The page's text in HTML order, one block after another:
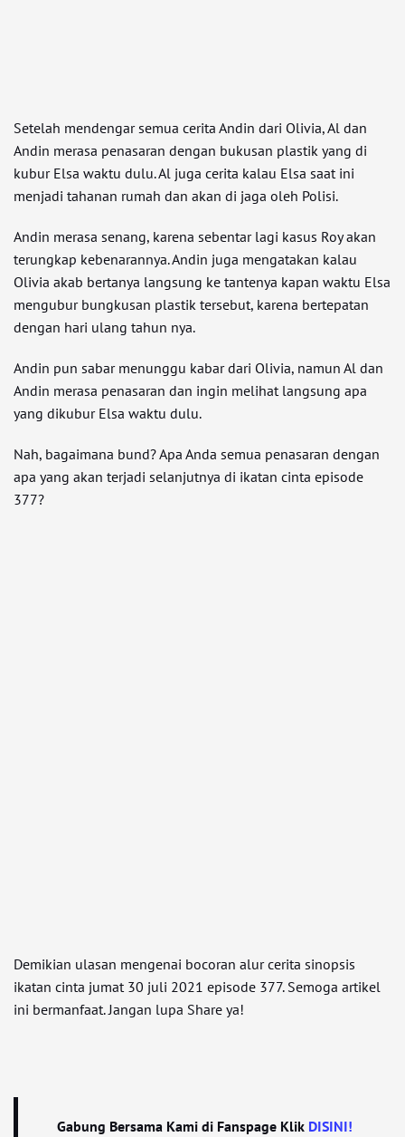
Setelah mendengar semua cerita Andin dari Olivia, Al dan
Andin merasa penasaran dengan bukusan plastik yang di
kubur Elsa waktu dulu. Al juga cerita kalau Elsa saat ini
menjadi tahanan rumah dan akan di jaga oleh Polisi.
Andin merasa senang, karena sebentar lagi kasus Roy akan
terungkap kebenarannya. Andin juga mengatakan kalau
Olivia akab bertanya langsung ke tantenya kapan waktu Elsa
mengubur bungkusan plastik tersebut, karena bertepatan
dengan hari ulang tahun nya.
Andin pun sabar menunggu kabar dari Olivia, namun Al dan
Andin merasa penasaran dan ingin melihat langsung apa
yang dikubur Elsa waktu dulu.
Nah, bagaimana bund? Apa Anda semua penasaran dengan
apa yang akan terjadi selanjutnya di ikatan cinta episode
377?
Demikian ulasan mengenai bocoran alur cerita sinopsis
ikatan cinta jumat 30 juli 2021 episode 377. Semoga artikel
ini bermanfaat. Jangan lupa Share ya!
Gabung Bersama Kami di Fanspage Klik DISINI!